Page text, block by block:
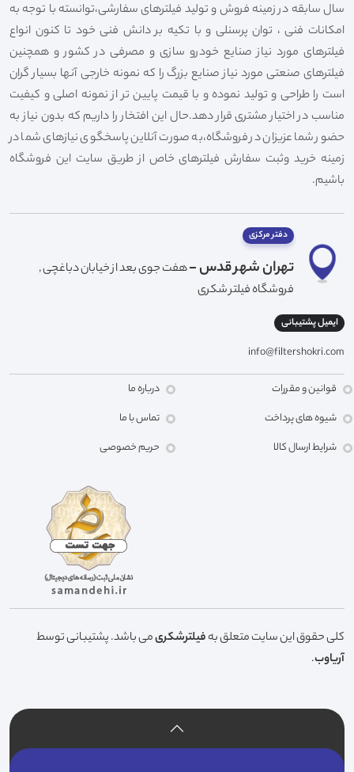
سال سابقه در زمینه فروش و تولید فیلترهای سفارشی،توانسته با توجه به
امکانات فنی ، توان پرسنلی و با تکیه بر دانش فنی خود تا کنون انواع
فیلترهای مورد نیاز صنایع خودرو سازی و مصرفی در کشور و همچنین
فیلترهای صنعتی مورد نیاز صنایع بزرگ را که نمونه خارجی آنها بسیار گران
است را طراحی و تولید نموده و با قیمت پایین تر از نمونه اصلی و کیفیت
مناسب در اختیار مشتری قرار دهد.حال این افتخار را داریم که بدون نیاز به
حضور شما عزیزان در فروشگاه،به صورت آنلاین پاسخگوی نیازهای شما در
زمینه خرید وثبت سفارش فیلترهای خاص از طریق سایت این فروشگاه
باشیم.
دفتر مرکزی
تهران شهر قدس -هفت جوی بعد از خیابان دباغچی ,
فروشگاه فیلتر شکری
ایمیل پشتیبانی
info@filtershokri.com
قوانین و مقررات
شیوه های پرداخت
شرایط ارسال کالا
درباره ما
تماس با ما
حریم خصوصی
کلی حقوق این سایت متعلق بهفیلترشکریمی باشد. پشتیبانی توسط
آریاوب.